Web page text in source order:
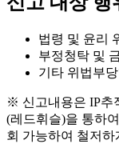
법령 및 윤리
부정청탁 및
기타 위법부
※ 신고내용은 IP추
(레드휘슬)을 통하
회 가능하여 철저